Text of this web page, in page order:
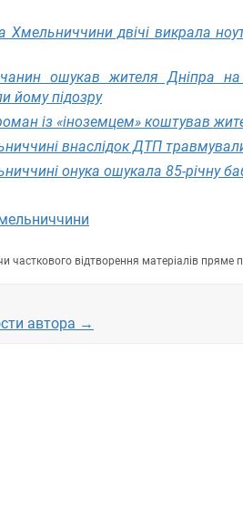
Хмельниччини двічі викрала
ошукав жителя Дніпра
йому підозру
із «іноземцем» коштував
внаслідок ДТП
онука ошукала 85-річну
часткового відтворення матеріалів
автора →